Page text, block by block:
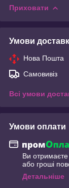
Приховати
Умови
Нова Пошта
Самовивіз
Всі умови
Умови оплати
Ви
або гроші
Детальніше